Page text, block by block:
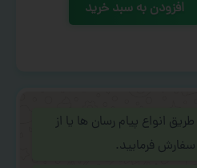
افزودن به سبد خرید
انواع پیام رسان ها یا از
فرمایید.